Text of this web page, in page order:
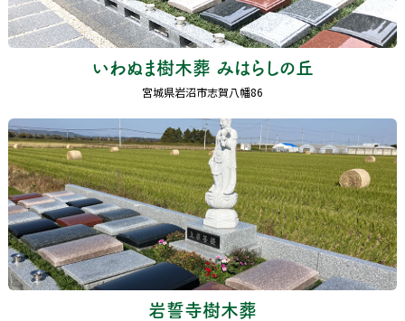
いわぬま樹木葬 みはらしの丘
宮城県岩沼市志賀八幡86
岩誓寺樹木葬